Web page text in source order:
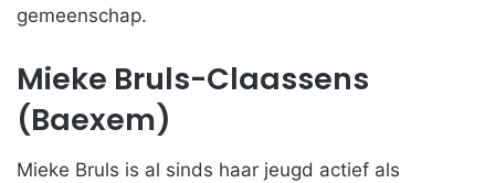
gemeenschap.
Mieke Bruls-Claassens
(Baexem)
Mieke Bruls is al sinds haar jeugd actief als